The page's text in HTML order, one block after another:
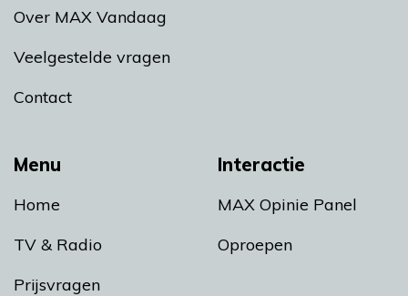
Menu
Home
TV & Radio
Prijsvragen
Interactie
MAX Opinie Panel
Oproepen
Over MAX Vandaag
Veelgestelde vragen
Contact